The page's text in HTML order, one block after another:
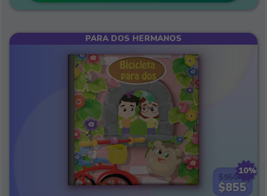
10%
$950
$855
PARA DOS HERMANOS